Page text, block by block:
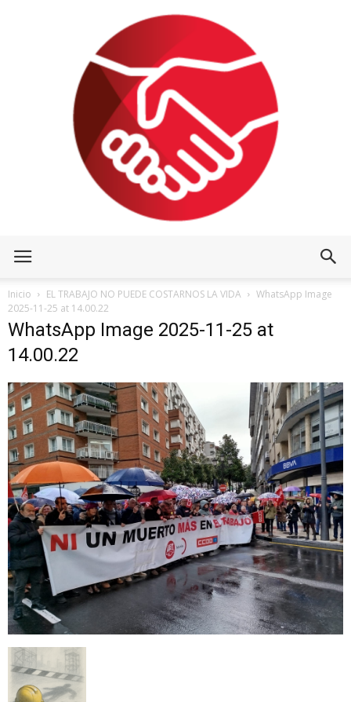
Inicio EL TRABAJO NO PUEDE COSTARNOS LA VIDA
WhatsApp Image
2025-11-25 at 14.00.22
WhatsApp Image 2025-11-25 at
14.00.22